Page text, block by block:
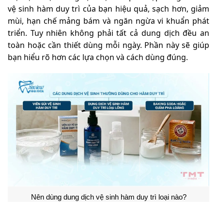
vệ sinh hàm duy trì của bạn hiệu quả, sạch hơn, giảm
mùi, hạn chế mảng bám và ngăn ngừa vi khuẩn phát
triển. Tuy nhiên không phải tất cả dung dịch đều an
toàn hoặc cần thiết dùng mỗi ngày. Phần này sẽ giúp
bạn hiểu rõ hơn các lựa chọn và cách dùng đúng.
Nên dùng dung dịch vệ sinh hàm duy trì loại nào?